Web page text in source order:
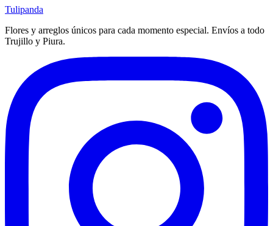
Tulipanda
Flores y arreglos únicos para cada momento especial. Envíos a todo
Trujillo y Piura.